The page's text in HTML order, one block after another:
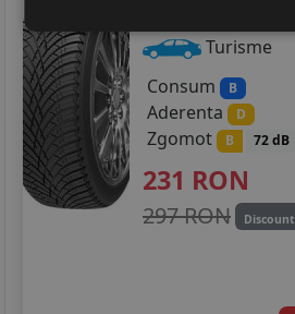
Turisme
Consum
B
Aderenta D
Zgomot B 72 dB
231 RON
297 RON Discount